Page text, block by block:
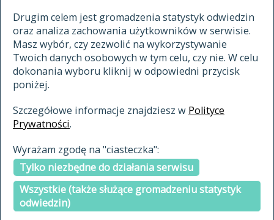
Drugim celem jest gromadzenia statystyk odwiedzin
oraz analiza zachowania użytkowników w serwisie.
Masz wybór, czy zezwolić na wykorzystywanie
Twoich danych osobowych w tym celu, czy nie. W celu
dokonania wyboru kliknij w odpowiedni przycisk
poniżej.
Szczegółowe informacje znajdziesz w Polityce
Prywatności.
Wyrażam zgodę na "ciasteczka":
Tylko niezbędne do działania serwisu
Wszystkie (także służące gromadzeniu statystyk
odwiedzin)
materiały archiwalne
cytowanie
kontakt
indeksie
a fronte
a tergo